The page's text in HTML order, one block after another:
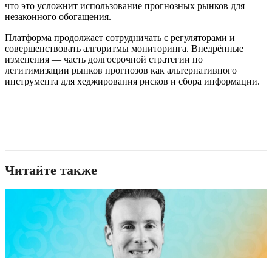
что это усложнит использование прогнозных рынков для
незаконного обогащения.
Платформа продолжает сотрудничать с регуляторами и
совершенствовать алгоритмы мониторинга. Внедрённые
изменения — часть долгосрочной стратегии по
легитимизации рынков прогнозов как альтернативного
инструмента для хеджирования рисков и сбора информации.
Читайте также